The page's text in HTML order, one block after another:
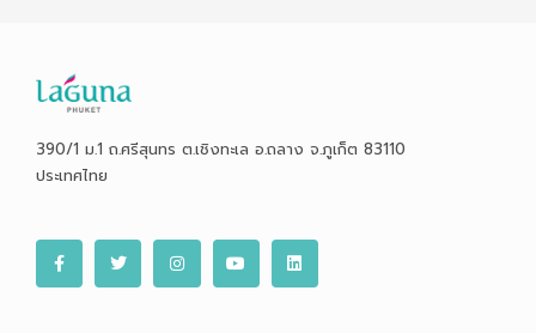
390/1 ม.1 ถ.ศรีสุนทร ต.เชิงทะเล อ.ถลาง จ.ภูเก็ต 83110
ประเทศไทย
F
a
c
T
w
I
n
Y
o
L
i